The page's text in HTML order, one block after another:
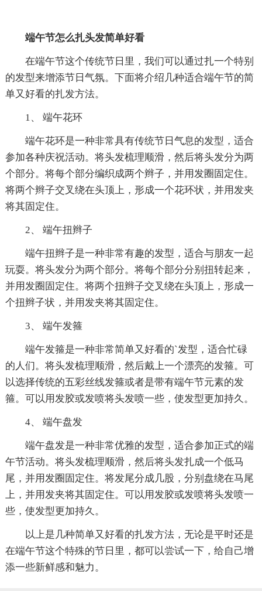
端午节怎么扎头发简单好看
在端午节这个传统节日里，我们可以通过扎一个特别
的发型来增添节日气氛。下面将介绍几种适合端午节的简
单又好看的扎发方法。
1、 端午花环
端午花环是一种非常具有传统节日气息的发型，适合
参加各种庆祝活动。将头发梳理顺滑，然后将头发分为两
个部分。将每个部分编织成两个辫子，并用发圈固定住。
将两个辫子交叉绕在头顶上，形成一个花环状，并用发夹
将其固定住。
2、 端午扭辫子
端午扭辫子是一种非常有趣的发型，适合与朋友一起
玩耍。将头发分为两个部分。将每个部分分别扭转起来，
并用发圈固定住。将两个扭辫子交叉绕在头顶上，形成一
个扭辫子状，并用发夹将其固定住。
3、 端午发箍
端午发箍是一种非常简单又好看的`发型，适合忙碌
的人们。将头发梳理顺滑，然后戴上一个漂亮的发箍。可
以选择传统的五彩丝线发箍或者是带有端午节元素的发
箍。可以用发胶或发喷将头发喷一些，使发型更加持久。
4、 端午盘发
端午盘发是一种非常优雅的发型，适合参加正式的端
午节活动。将头发梳理顺滑，然后将头发扎成一个低马
尾，并用发圈固定住。将发尾分成几股，分别盘绕在马尾
上，并用发夹将其固定住。可以用发胶或发喷将头发喷一
些，使发型更加持久。
以上是几种简单又好看的扎发方法，无论是平时还是
在端午节这个特殊的节日里，都可以尝试一下，给自己增
添一些新鲜感和魅力。